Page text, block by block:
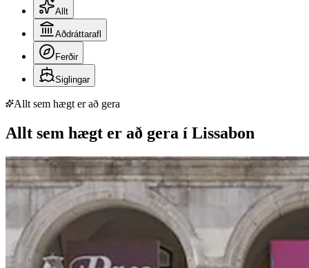
Allt
Aðdráttarafl
Ferðir
Siglingar
Allt sem hægt er að gera
Allt sem hægt er að gera í Lissabon